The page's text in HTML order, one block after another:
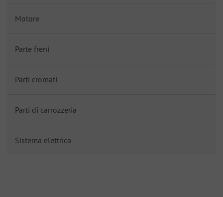
Motore
Parte freni
Parti cromati
Parti di carrozzeria
Sistema elettrica